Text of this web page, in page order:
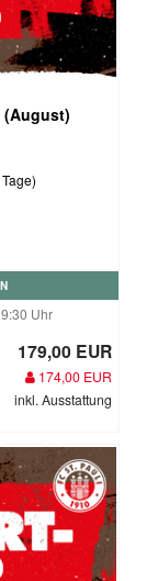
(August)
Uhr
179,00 EUR
174,00 EUR
inkl. Ausstattung